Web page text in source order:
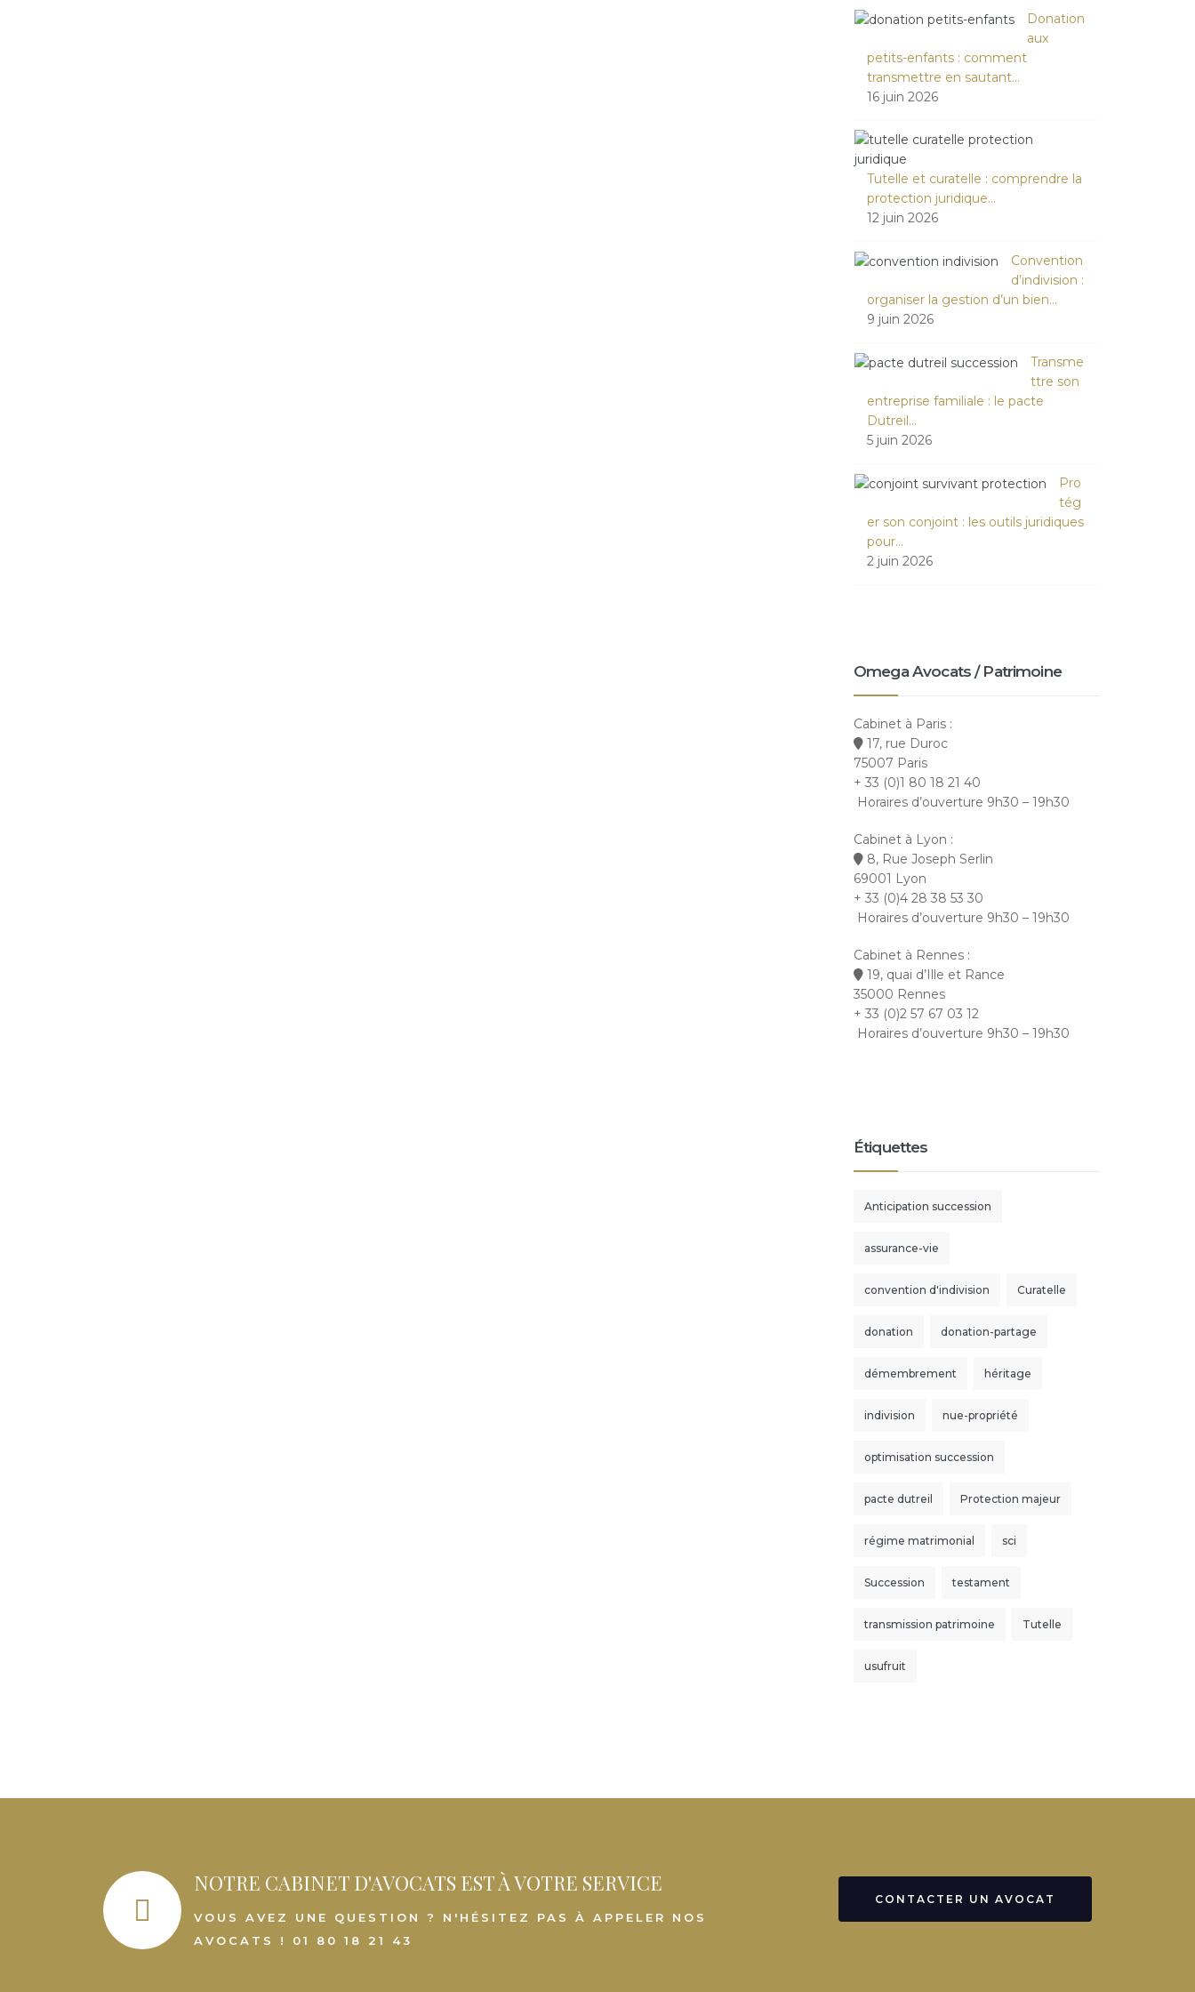
Donation
aux
petits-enfants : comment
transmettre en sautant…
16 juin 2026
Tutelle et curatelle : comprendre la
protection juridique…
12 juin 2026
Convention
d’indivision :
organiser la gestion d’un bien…
9 juin 2026
Transme
ttre son
entreprise familiale : le pacte
Dutreil…
5 juin 2026
Pro
tég
er son conjoint : les outils juridiques
pour…
2 juin 2026
Omega Avocats / Patrimoine
Cabinet à Paris :
17, rue Duroc
75007 Paris
+ 33 (0)1 80 18 21 40
Horaires d’ouverture 9h30 – 19h30
Cabinet à Lyon :
8, Rue Joseph Serlin
69001 Lyon
+ 33 (0)4 28 38 53 30
Horaires d’ouverture 9h30 – 19h30
Cabinet à Rennes :
19, quai d’Ille et Rance
35000 Rennes
+ 33 (0)2 57 67 03 12
Horaires d’ouverture 9h30 – 19h30
Étiquettes
Anticipation succession
assurance-vie
convention d'indivision Curatelle
donation donation-partage
démembrement héritage
indivision nue-propriété
optimisation succession
pacte dutreil Protection majeur
régime matrimonial sci
Succession testament
transmission patrimoine Tutelle
usufruit
NOTRE CABINET D'AVOCATS EST À VOTRE SERVICE
VOUS AVEZ UNE QUESTION ? N'HÉSITEZ PAS À APPELER NOS
AVOCATS ! 01 80 18 21 43
CONTACTER UN AVOCAT